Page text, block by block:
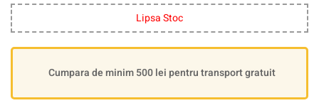
Lipsa Stoc
Cumpara de minim 500 lei pentru transport gratuit